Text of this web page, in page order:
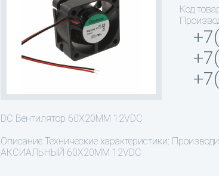
Код
DC Вентилятор 60X20MM 12VDC
Описание Технические характеристики:
АКСИАЛЬНЫЙ 60X20MM 12VDC